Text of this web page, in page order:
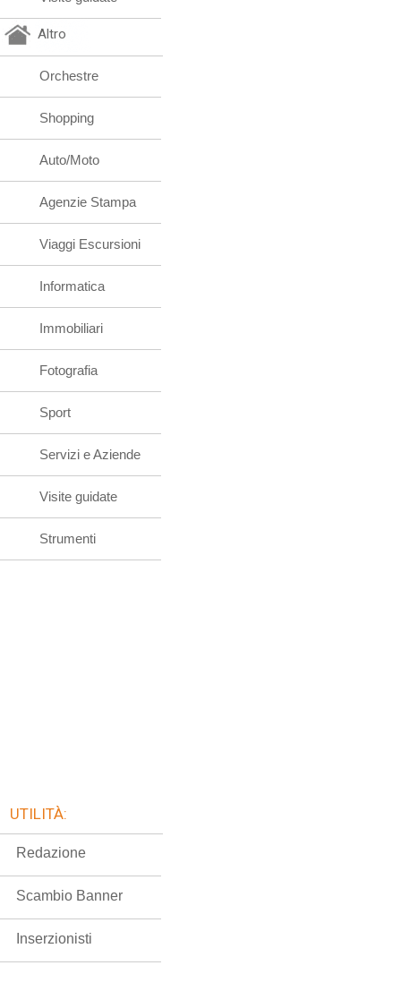
Altro
Orchestre
Shopping
Auto/Moto
Agenzie Stampa
Viaggi Escursioni
Informatica
Immobiliari
Fotografia
Sport
Servizi e Aziende
Visite guidate
Strumenti
UTILITÀ:
Redazione
Scambio Banner
Inserzionisti